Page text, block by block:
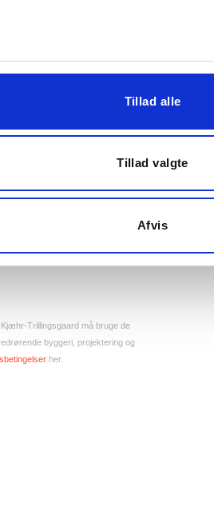
Tillad alle
Tillad valgte
Afvis
Trillingsgaard må bruge de
byggeri, projektering og
her.